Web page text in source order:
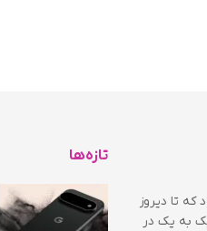
تا دیروز
به یک در
تازه‌ها